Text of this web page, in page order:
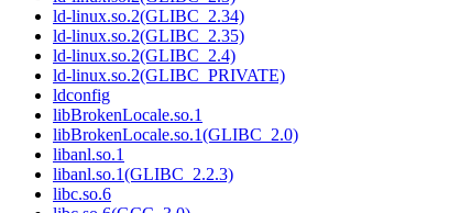
ld-linux.so.2(GLIBC_2.34)
ld-linux.so.2(GLIBC_2.35)
ld-linux.so.2(GLIBC_2.4)
ld-linux.so.2(GLIBC_PRIVATE)
ldconfig
libBrokenLocale.so.1
libBrokenLocale.so.1(GLIBC_2.0)
libanl.so.1
libanl.so.1(GLIBC_2.2.3)
libc.so.6